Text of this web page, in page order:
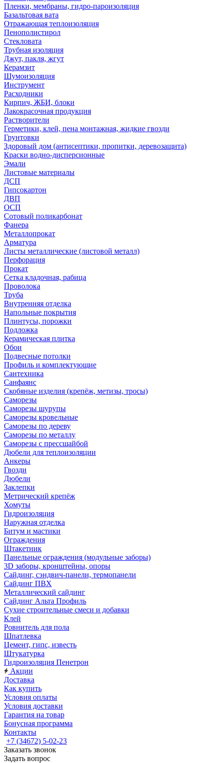
Пленки, мембраны, гидро-пароизоляция
Базальтовая вата
Отражающая теплоизоляция
Пенополистирол
Стекловата
Трубная изоляция
Джут, пакля, жгут
Керамзит
Шумоизоляция
Инструмент
Расходники
Кирпич, ЖБИ, блоки
Лакокрасочная продукция
Растворители
Герметики, клей, пена монтажная, жидкие гвозди
Грунтовки
Здоровый дом (антисептики, пропитки, деревозащита)
Краски водно-дисперсионные
Эмали
Листовые материалы
ДСП
Гипсокартон
ДВП
ОСП
Сотовый поликарбонат
Фанера
Металлопрокат
Арматура
Листы металлические (листовой металл)
Перфорация
Прокат
Сетка кладочная, рабица
Проволока
Труба
Внутренняя отделка
Напольные покрытия
Плинтусы, порожки
Подложка
Керамическая плитка
Обои
Подвесные потолки
Профиль и комплектующие
Сантехника
Санфаянс
Скобяные изделия (крепёж, метизы, тросы)
Саморезы
Саморезы шурупы
Саморезы кровельные
Саморезы по дереву
Саморезы по металлу
Саморезы с прессшайбой
Дюбели для теплоизоляции
Анкеры
Гвозди
Дюбели
Заклепки
Метрический крепёж
Хомуты
Гидроизоляция
Наружная отделка
Битум и мастики
Ограждения
Штакетник
Панельные ограждения (модульные заборы)
3D заборы, кронштейны, опоры
Cайдинг, сэндвич-панели, термопанели
Сайдинг ПВХ
Металлический сайдинг
Сайдинг Альта Профиль
Сухие строительные смеси и добавки
Клей
Ровнитель для пола
Шпатлевка
Цемент, гипс, известь
Штукатурка
Гидроизоляция Пенетрон
Акции
Доставка
Как купить
Условия оплаты
Условия доставки
Гарантия на товар
Бонусная программа
Контакты
+7 (34672) 5-02-23
Заказать звонок
Задать вопрос